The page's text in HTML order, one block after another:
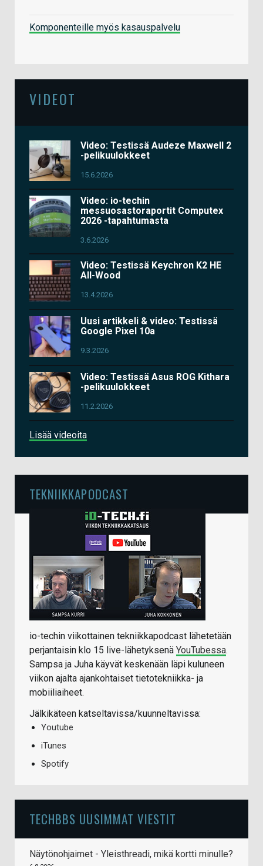
Komponenteille myös kasauspalvelu
VIDEOT
Video: Testissä Audeze Maxwell 2
-pelikuulokkeet
15.6.2026
Video: io-techin
messuosastoraportit Computex
2026 -tapahtumasta
3.6.2026
Video: Testissä Keychron K2 HE
All-Wood
13.4.2026
Uusi artikkeli & video: Testissä
Google Pixel 10a
9.3.2026
Video: Testissä Asus ROG Kithara
-pelikuulokkeet
11.2.2026
Lisää videoita
TEKNIIKKAPODCAST
io-techin viikottainen tekniikkapodcast lähetetään
perjantaisin klo 15 live-lähetyksenä YouTubessa.
Sampsa ja Juha käyvät keskenään läpi kuluneen
viikon ajalta ajankohtaiset tietotekniikka- ja
mobiiliaiheet.
Jälkikäteen katseltavissa/kuunneltavissa:
Youtube
iTunes
Spotify
TECHBBS UUSIMMAT VIESTIT
Näytönohjaimet - Yleisthreadi, mikä kortti minulle?